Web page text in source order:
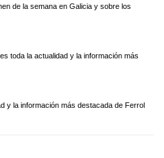
de la semana en Galicia y sobre los
toda la actualidad y la información más
y la información más destacada de Ferrol